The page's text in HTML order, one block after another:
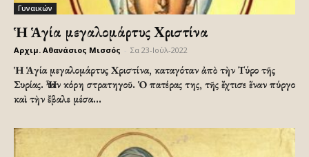
Γυναικών
Ἡ Ἁγία μεγαλομάρτυς Χριστίνα
Αρχιμ. Αθανάσιος Μισσός Σα 23-Ιούλ-2022
Ἡ Ἁγία μεγαλομάρτυς Χριστίνα, καταγόταν ἀπὸ τὴν Τύρο τῆς
Συρίας. Ἦταν κόρη στρατηγοῦ. Ὁ πατέρας της, τῆς ἔχτισε ἕναν πύργο
καὶ τὴν ἔβαλε μέσα...